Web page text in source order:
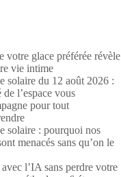
votre glace préférée révèle
vie intime
solaire du 12 août 2026 :
de l’espace vous
pour tout
solaire : pourquoi nos
menacés sans qu’on le
l’IA sans perdre votre